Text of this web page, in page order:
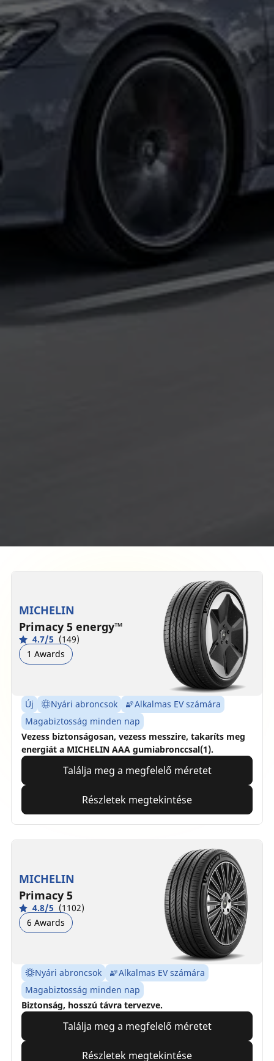
MICHELIN
Primacy 5 energy™
4.7/5 (149)
1 Awards
Új Nyári abroncsok
Alkalmas EV számára
Magabiztosság minden nap
Vezess biztonságosan, vezess messzire, takaríts meg
energiát a MICHELIN AAA gumiabronccsal(1).
Találja meg a megfelelő méretet
Részletek megtekintése
MICHELIN
Primacy 5
4.8/5 (1102)
6 Awards
Nyári abroncsok
Alkalmas EV számára
Magabiztosság minden nap
Biztonság, hosszú távra tervezve.
Találja meg a megfelelő méretet
Részletek megtekintése